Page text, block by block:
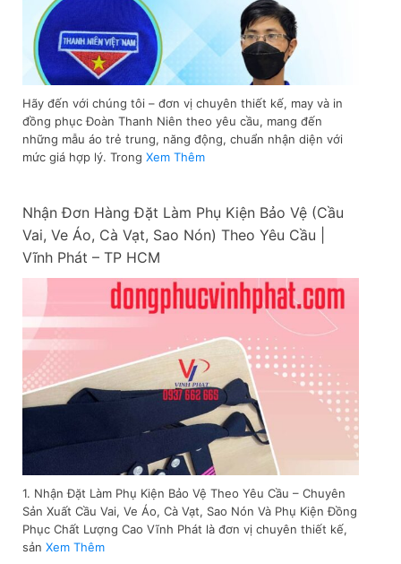
Hãy đến với chúng tôi – đơn vị chuyên thiết kế, may và in
đồng phục Đoàn Thanh Niên theo yêu cầu, mang đến
những mẫu áo trẻ trung, năng động, chuẩn nhận diện với
mức giá hợp lý. Trong Xem Thêm
Nhận Đơn Hàng Đặt Làm Phụ Kiện Bảo Vệ (Cầu
Vai, Ve Áo, Cà Vạt, Sao Nón) Theo Yêu Cầu |
Vĩnh Phát – TP HCM
1. Nhận Đặt Làm Phụ Kiện Bảo Vệ Theo Yêu Cầu – Chuyên
Sản Xuất Cầu Vai, Ve Áo, Cà Vạt, Sao Nón Và Phụ Kiện Đồng
Phục Chất Lượng Cao Vĩnh Phát là đơn vị chuyên thiết kế,
sản Xem Thêm